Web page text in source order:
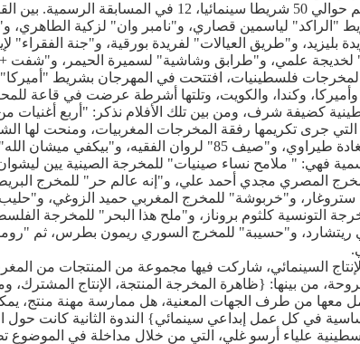
عموما، عرفت فعاليات شاشة المرأة تقديم حوالي 50 شريطا سينمائيا، 12 في
"الراكد" لياسمين قصاري، و"نامبر وان" لزكية الطاهري،
بليزيد، و"طريق العيالات" لفريدة بورقية، و"جنة الفقراء"
لخديجة علمي، و"طرابق وشاشية" لسميرة الحيمر، و"شفت
لمخرجات فلسطينيات، افتتحت في المهرجان بشريط
وكندا، والكويت، وتلتها أشرطة عرضت في قاعة
كضيفة شرف، ومن بين تلك الأفلام نذكر: "أربع
جرى تكريمها رفقة المخرجات المغربيات، ومنحت لها
فهي: " ملامح نساء صينيات" للمخرجة الصينية يين
المصري مجدي أحمد علي، و"إنه عالم حر" للمخرج
ستروغار، و"خربوشة" للمخرج المغربي حميد الزوغي،
التونسية كلثوم بروناز، و"ملح هذا البحر" للمخرجة
ريتشارد، و"حسيبة" للمخرج السوري ريمون بطرس، ثم
السينمائي، شاركت فيها مجموعة من المنتجات من
من بينها: {ظاهرة المخرجة المنتجة، الإنتاج المشترك،
معها من طرف الجهات المعنية، هل ممارسة مهنة منتج،
في كل عمل إبداعي سينمائي} الندوة الثانية كانت حول
علياء أرسو غلي، التي من خلال مداخلة في